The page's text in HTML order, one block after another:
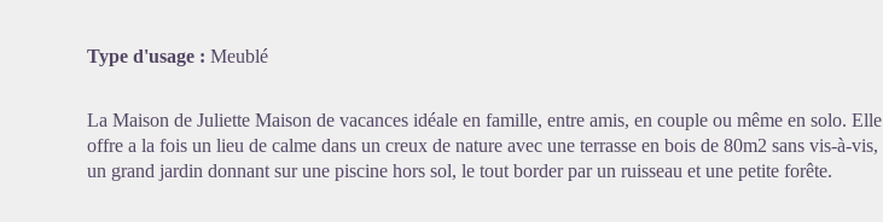
Type d'usage : Meublé
La Maison de Juliette Maison de vacances idéale en famille, entre amis, en couple ou même en solo. Elle
offre a la fois un lieu de calme dans un creux de nature avec une terrasse en bois de 80m2 sans vis-à-vis,
un grand jardin donnant sur une piscine hors sol, le tout border par un ruisseau et une petite forête.